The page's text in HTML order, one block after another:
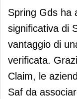
Spring Gds ha
significativa di
vantaggio di
verificata.
Claim, le
Saf da